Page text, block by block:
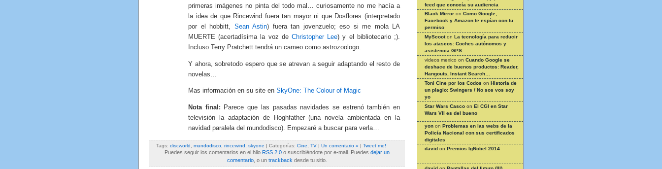
primeras imágenes no pinta del todo mal… curiosamente no me hacía a
la idea de que Rincewind fuera tan mayor ni que Dosflores (interpretado
por el hobbitt, Sean Astin) fuera tan jovenzuelo; eso si me mola LA
MUERTE (acertadísima la voz de Christopher Lee) y el bibliotecario ;).
Incluso Terry Pratchett tendrá un cameo como astrozoologo.
Y ahora, sobretodo espero que se atrevan a seguir adaptando el resto de
novelas…
Mas información en su site en SkyOne: The Colour of Magic
Nota final: Parece que las pasadas navidades se estrenó también en
televisión la adaptación de Hoghfather (una novela ambientada en la
navidad paralela del mundodisco). Empezaré a buscar para verla…
Tags: discworld mundodisco rincewind skyone | Categorías: Cine TV | Un comentario » | Tweet me!
Puedes seguir los comentarios en el hilo RSS 2.0o suscribiéndote por e-mail. Puedes dejar un
comentario, o un trackback desde tu sitio.
feed que conocía su audiencia
Black Mirror on Como Google,
Facebook y Amazon te espían con tu
permiso
MyScooton La tecnología para reducir
los atascos: Coches autónomos y
asistencia GPS
videos mexico on Cuando Google se
deshace de buenos productos: Reader,
Hangouts, Instant Search…
Toni Cine por los Codos on Historia de
un plagio: Swingers / No sos vos soy
yo
Star Wars Casco on El CGI en Star
Wars VII es del bueno
yon on Problemas en las webs de la
Policía Nacional con sus certificados
digitales
david on Premios IgNobel 2014